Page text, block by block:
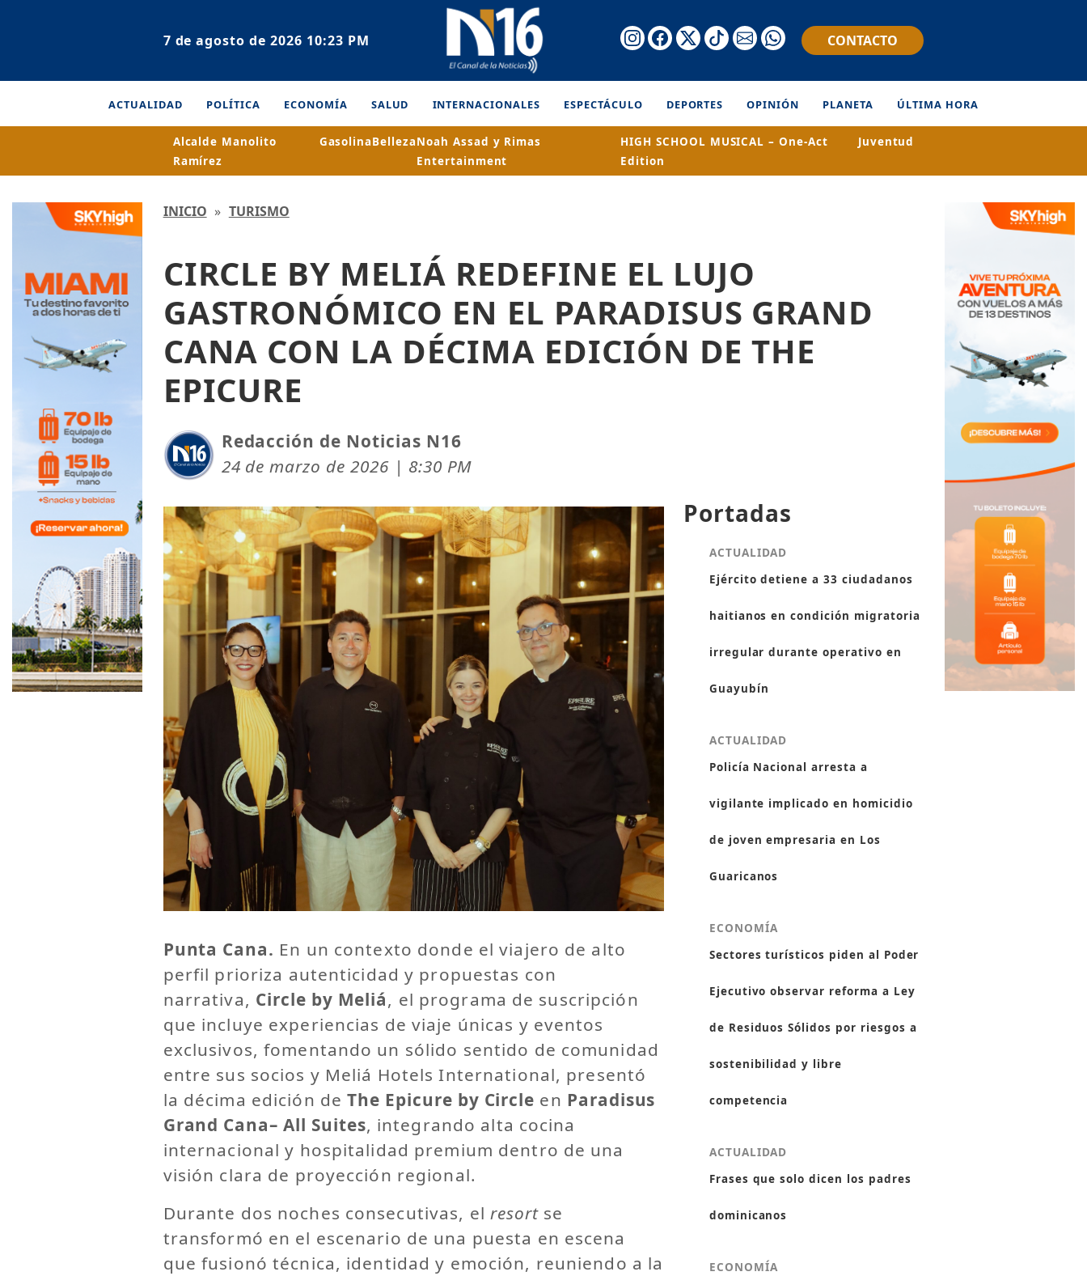
7 de agosto de 2026 10:23 PM CONTACTO
ACTUALIDAD POLÍTICA ECONOMÍA SALUD INTERNACIONALES ESPECTÁCULO DEPORTES OPINIÓN PLANETA ÚLTIMA HORA
Alcalde Manolito
Ramírez
GasolinaBellezaNoah Assad y Rimas
Entertainment
HIGH SCHOOL MUSICAL – One-Act
Edition
Juventud
INICIO » TURISMO
CIRCLE BY MELIÁ REDEFINE EL LUJO
GASTRONÓMICO EN EL PARADISUS GRAND
CANA CON LA DÉCIMA EDICIÓN DE THE
EPICURE
Redacción de Noticias N16
24 de marzo de 2026 | 8:30 PM
Punta Cana. En un contexto donde el viajero de alto
perfil prioriza autenticidad y propuestas con
narrativa, Circle by Meliá, el programa de suscripción
que incluye experiencias de viaje únicas y eventos
exclusivos, fomentando un sólido sentido de comunidad
entre sus socios y Meliá Hotels International, presentó
la décima edición deThe Epicure by Circle en Paradisus
Grand Cana– All Suites, integrando alta cocina
internacional y hospitalidad premium dentro de una
visión clara de proyección regional.
Durante dos noches consecutivas, el resort se
transformó en el escenario de una puesta en escena
que fusionó técnica, identidad y emoción, reuniendo a la
Portadas
ACTUALIDAD
Ejército detiene a 33 ciudadanos
haitianos en condición migratoria
irregular durante operativo en
Guayubín
ACTUALIDAD
Policía Nacional arresta a
vigilante implicado en homicidio
de joven empresaria en Los
Guaricanos
ECONOMÍA
Sectores turísticos piden al Poder
Ejecutivo observar reforma a Ley
de Residuos Sólidos por riesgos a
sostenibilidad y libre
competencia
ACTUALIDAD
Frases que solo dicen los padres
dominicanos
ECONOMÍA